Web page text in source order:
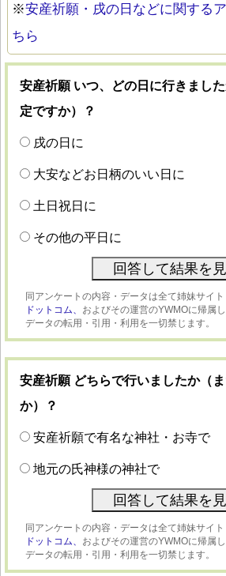
※安産祈願・戌の日などに関する
ちら
安産祈願 いつ、どの日に行きまし
定ですか）？
戌の日に
大安などお日柄のいい日に
土日祝日に
その他の平日に
同アンケートの内容・データは全て姉妹サイト
ドットコム、 およびその運営のYWMOに帰属
データの転用・引用・利用を一切禁じます。
安産祈願 どちらで行いましたか（
か）？
安産祈願で有名な神社・お寺で
地元の氏神様の神社で
同アンケートの内容・データは全て姉妹サイト
ドットコム、 およびその運営のYWMOに帰属
データの転用・引用・利用を一切禁じます。